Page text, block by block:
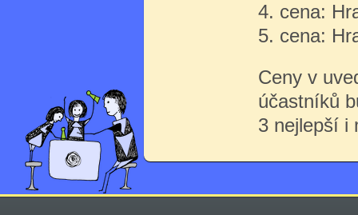
4. cena:
5. cena:
Ceny v
účastníků
3 nejlepší i